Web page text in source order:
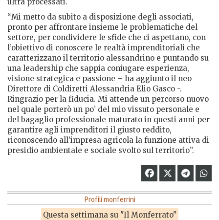
“Mi metto da subito a disposizione degli associati,
pronto per affrontare insieme le problematiche del
settore, per condividere le sfide che ci aspettano, con
l’obiettivo di conoscere le realtà imprenditoriali che
caratterizzano il territorio alessandrino e puntando su
una leadership che sappia coniugare esperienza,
visione strategica e passione – ha aggiunto il neo
Direttore di Coldiretti Alessandria Elio Gasco -.
Ringrazio per la fiducia. Mi attende un percorso nuovo
nel quale porterò un po’ del mio vissuto personale e
del bagaglio professionale maturato in questi anni per
garantire agli imprenditori il giusto reddito,
riconoscendo all’impresa agricola la funzione attiva di
presidio ambientale e sociale svolto sul territorio”.
Profili monferrini
Questa settimana su "Il Monferrato"